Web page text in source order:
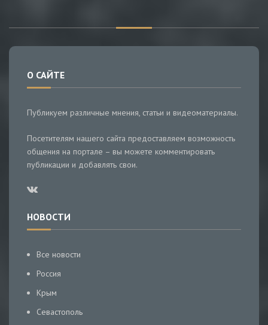
О САЙТЕ
Публикуем различные мнения, статьи и видеоматериалы.
Посетителям нашего сайта предоставляем возможность
общения на портале – вы можете комментировать
публикации и добавлять свои.
НОВОСТИ
Все новости
Россия
Крым
Севастополь